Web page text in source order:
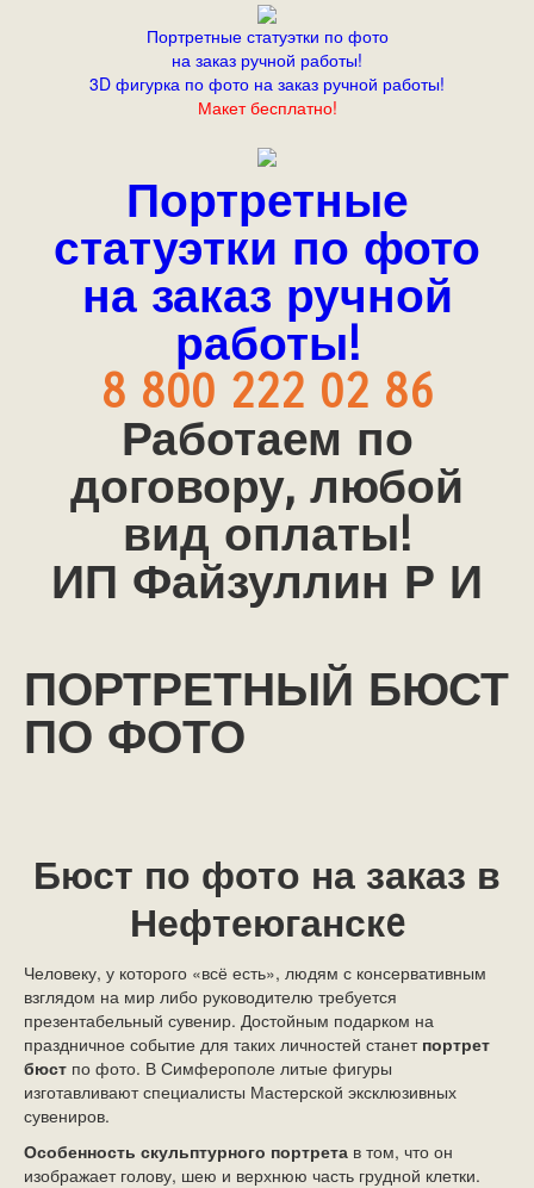
Портретные статуэтки по фото
на заказ ручной работы!
3D фигурка по фото на заказ ручной работы!
Макет бесплатно!
Портретные
статуэтки по фото
на заказ ручной
работы!
8 800 222 02 86
Работаем по
договору, любой
вид оплаты!
ИП Файзуллин Р И
ПОРТРЕТНЫЙ БЮСТ
ПО ФОТО
Бюст по фото на заказ в
Нефтеюганскe
Человеку, у которого «всё есть», людям с консервативным
взглядом на мир либо руководителю требуется
презентабельный сувенир. Достойным подарком на
праздничное событие для таких личностей станет портрет
бюст по фото. В Симферополе литые фигуры
изготавливают специалисты Мастерской эксклюзивных
сувениров.
Особенность скульптурного портрета в том, что он
изображает голову, шею и верхнюю часть грудной клетки.